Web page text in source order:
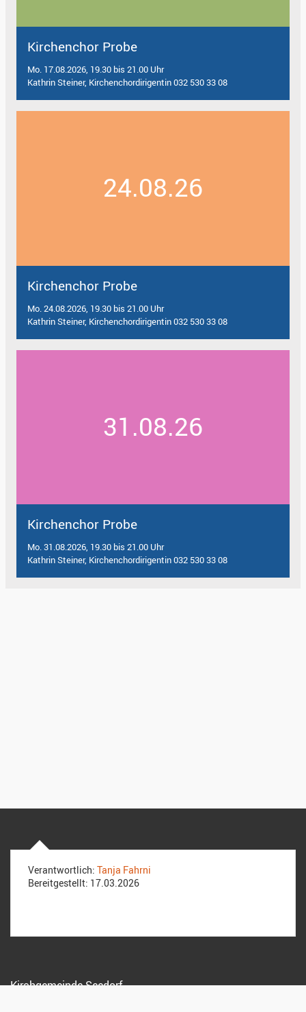
Kirchenchor Probe
Mo. 17.08.2026, 19.30 bis 21.00 Uhr
Kathrin Steiner, Kirchenchordirigentin 032 530 33 08
24.08.26
Kirchenchor Probe
Mo. 24.08.2026, 19.30 bis 21.00 Uhr
Kathrin Steiner, Kirchenchordirigentin 032 530 33 08
31.08.26
Kirchenchor Probe
Mo. 31.08.2026, 19.30 bis 21.00 Uhr
Kathrin Steiner, Kirchenchordirigentin 032 530 33 08
Kirchgemeinde Seedorf
Verantwortlich: Tanja Fahrni
Bereitgestellt: 17.03.2026